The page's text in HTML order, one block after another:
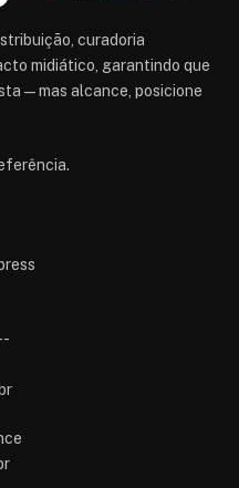
curadoria
midiático, garantindo que
— mas alcance, posicione